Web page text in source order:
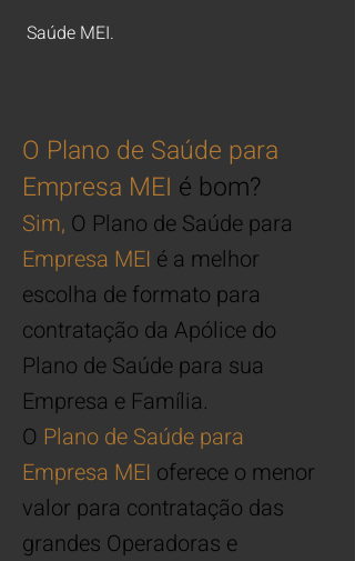
Saúde MEI.
O Plano de Saúde para
Empresa MEI é bom?
Sim, O Plano de Saúde para
Empresa MEI é a melhor
escolha de formato para
contratação da Apólice do
Plano de Saúde para sua
Empresa e Família.
O Plano de Saúde para
Empresa MEI oferece o menor
valor para contratação das
grandes Operadoras e